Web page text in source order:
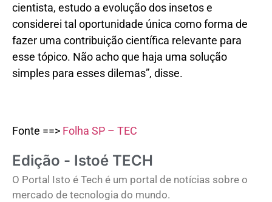
cientista, estudo a evolução dos insetos e
considerei tal oportunidade única como forma de
fazer uma contribuição científica relevante para
esse tópico. Não acho que haja uma solução
simples para esses dilemas”, disse.
Fonte ==> Folha SP – TEC
Edição - Istoé TECH
O Portal Isto é Tech é um portal de notícias sobre o
mercado de tecnologia do mundo.